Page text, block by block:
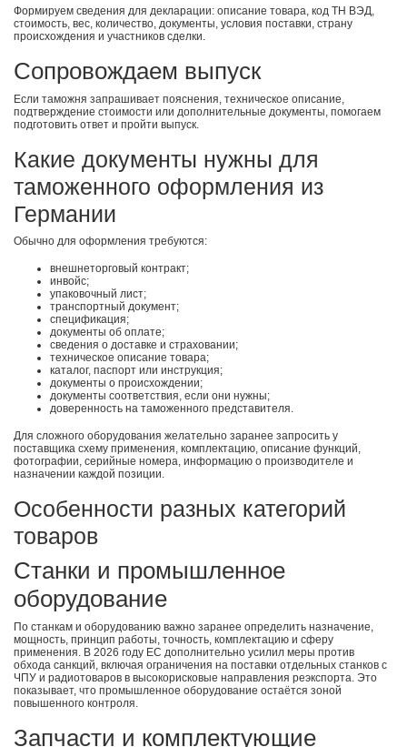
Формируем сведения для декларации: описание товара, код ТН ВЭД,
стоимость, вес, количество, документы, условия поставки, страну
происхождения и участников сделки.
Сопровождаем выпуск
Если таможня запрашивает пояснения, техническое описание,
подтверждение стоимости или дополнительные документы, помогаем
подготовить ответ и пройти выпуск.
Какие документы нужны для
таможенного оформления из
Германии
Обычно для оформления требуются:
внешнеторговый контракт;
инвойс;
упаковочный лист;
транспортный документ;
спецификация;
документы об оплате;
сведения о доставке и страховании;
техническое описание товара;
каталог, паспорт или инструкция;
документы о происхождении;
документы соответствия, если они нужны;
доверенность на таможенного представителя.
Для сложного оборудования желательно заранее запросить у
поставщика схему применения, комплектацию, описание функций,
фотографии, серийные номера, информацию о производителе и
назначении каждой позиции.
Особенности разных категорий
товаров
Станки и промышленное
оборудование
По станкам и оборудованию важно заранее определить назначение,
мощность, принцип работы, точность, комплектацию и сферу
применения. В 2026 году ЕС дополнительно усилил меры против
обхода санкций, включая ограничения на поставки отдельных станков с
ЧПУ и радиотоваров в высокорисковые направления реэкспорта. Это
показывает, что промышленное оборудование остаётся зоной
повышенного контроля.
Запчасти и комплектующие